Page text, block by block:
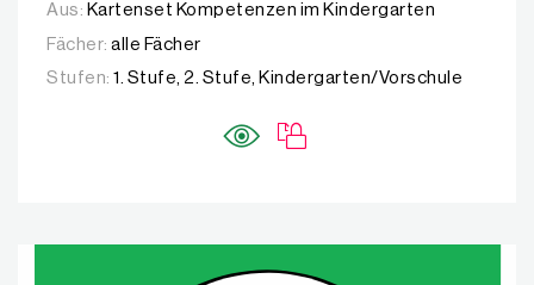
Aus: Kartenset Kompetenzen im Kindergarten
Fächer: alle Fächer
Stufen: 1. Stufe, 2. Stufe, Kindergarten/Vorschule